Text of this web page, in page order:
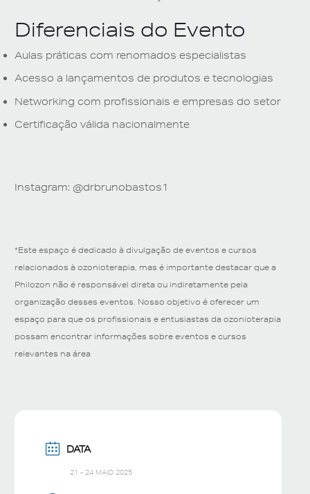
Diferenciais do Evento
Aulas práticas com renomados especialistas
Acesso a lançamentos de produtos e tecnologias
Networking com profissionais e empresas do setor
Certificação válida nacionalmente
Instagram: @drbrunobastos1
*Este espaço é dedicado à divulgação de eventos e cursos
relacionados à ozonioterapia, mas é importante destacar que a
Philozon não é responsável direta ou indiretamente pela
organização desses eventos. Nosso objetivo é oferecer um
espaço para que os profissionais e entusiastas da ozonioterapia
possam encontrar informações sobre eventos e cursos
relevantes na área
DATA
21 - 24 MAIO 2025